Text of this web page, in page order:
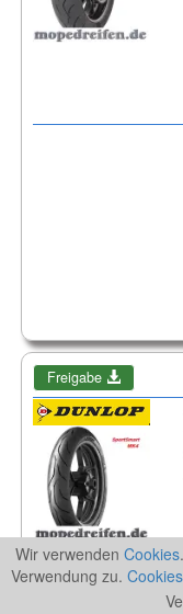
Freigabe
Wir verwenden Cookies
Verwendung zu. Cookies